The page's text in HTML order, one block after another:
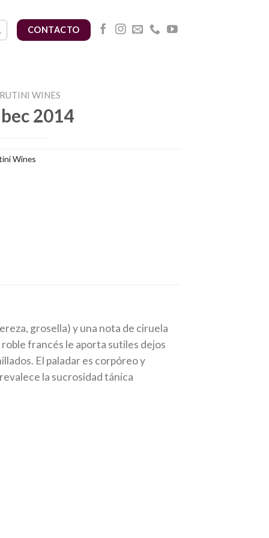
CONTACTO
WINES
2014
Wines
grosella) y una nota de ciruela
francés le aporta sutiles dejos
El paladar es corpóreo y
la sucrosidad tánica